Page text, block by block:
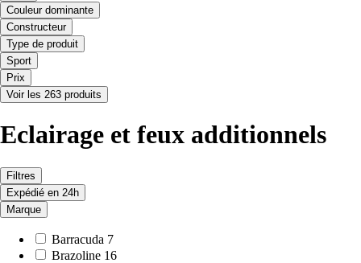
Couleur dominante
Constructeur
Type de produit
Sport
Prix
Voir les 263 produits
Eclairage et feux additionnels
Filtres
Expédié en 24h
Marque
Barracuda 7
Brazoline 16